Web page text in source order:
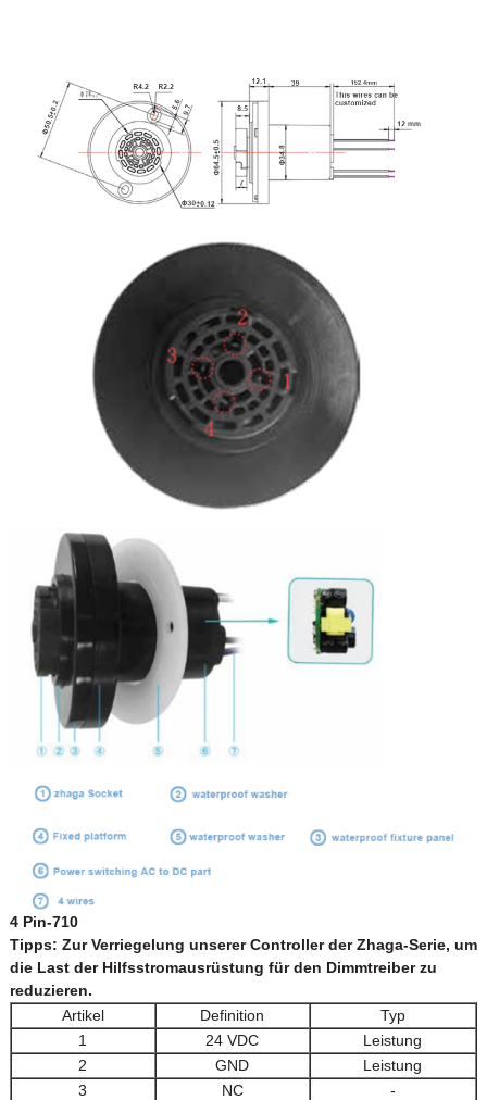
4 Pin-710
Tipps: Zur Verriegelung unserer Controller der Zhaga-Serie, um
die Last der Hilfsstromausrüstung für den Dimmtreiber zu
reduzieren.
Artikel
Definition
Typ
1
24 VDC
Leistung
2
GND
Leistung
3
NC
-